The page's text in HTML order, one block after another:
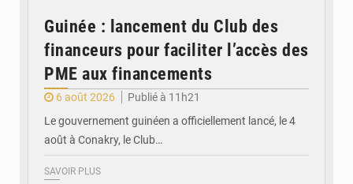
Guinée : lancement du Club des
financeurs pour faciliter l’accès des
PME aux financements
6 août 2026
Publié à 11h21
Le gouvernement guinéen a officiellement lancé, le 4
août à Conakry, le Club…
SAVOIR PLUS